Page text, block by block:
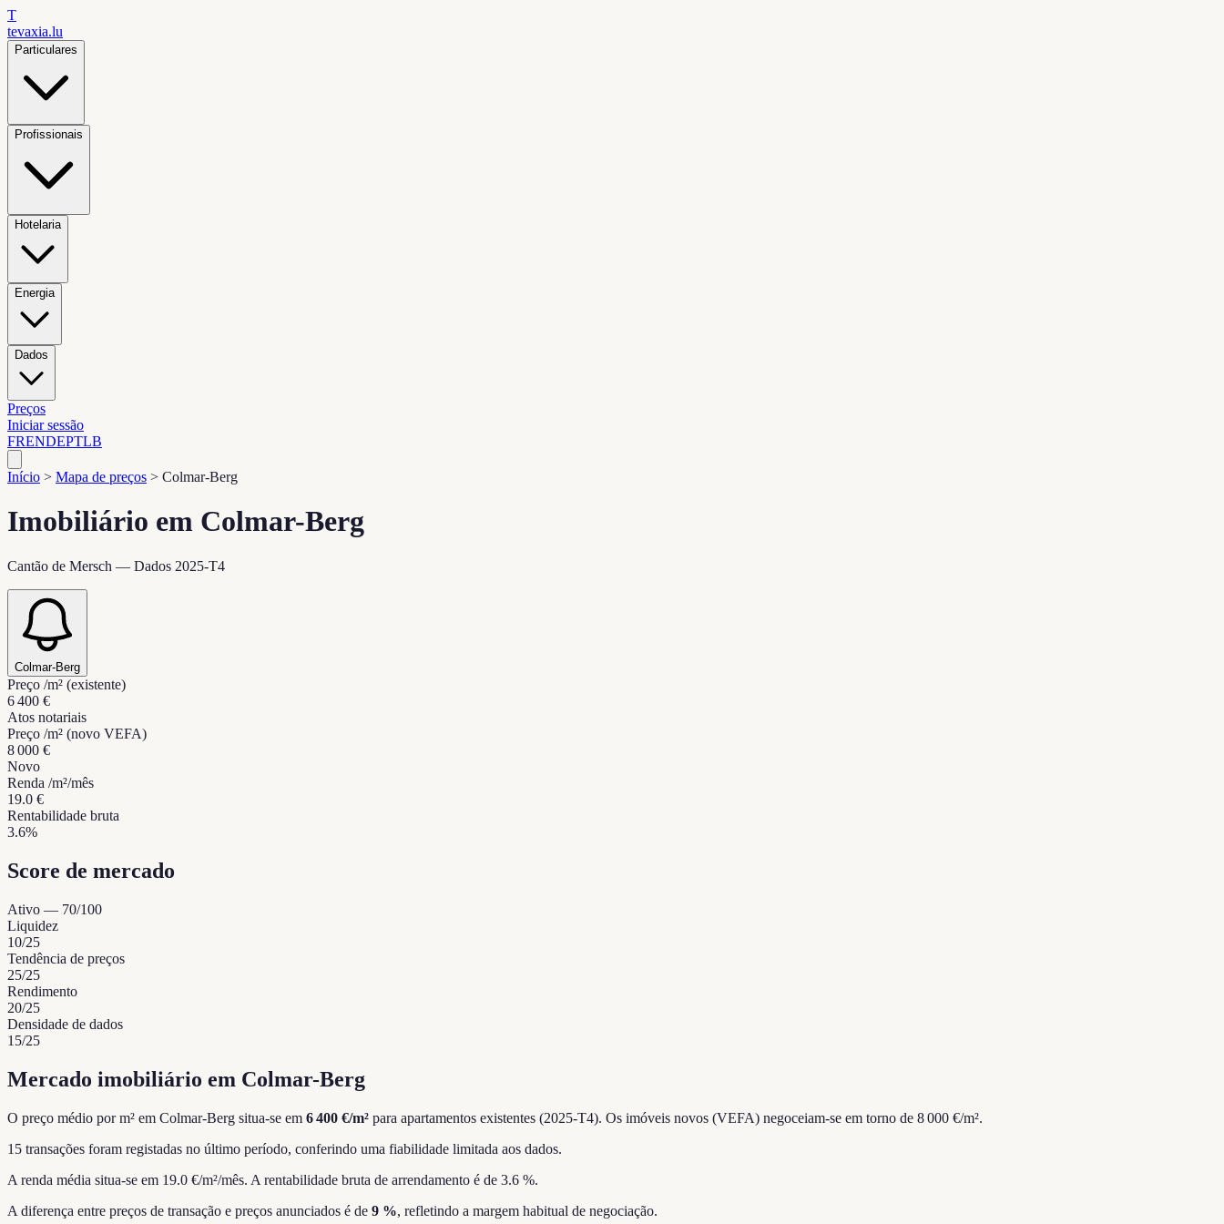
T
tevaxia.lu
Particulares
Profissionais
Hotelaria
Energia
Dados
Preços
Iniciar sessão
FRENDEPTLB
Início > Mapa de preços > Colmar-Berg
Imobiliário em Colmar-Berg
Cantão de Mersch — Dados 2025-T4
Colmar-Berg
Preço /m² (existente)
6 400 €
Atos notariais
Preço /m² (novo VEFA)
8 000 €
Novo
Renda /m²/mês
19.0 €
Rentabilidade bruta
3.6%
Score de mercado
Ativo — 70/100
Liquidez
10/25
Tendência de preços
25/25
Rendimento
20/25
Densidade de dados
15/25
Mercado imobiliário em Colmar-Berg
O preço médio por m² em Colmar-Berg situa-se em 6 400 €/m² para apartamentos existentes (2025-T4). Os imóveis novos (VEFA) negoceiam-se em torno de 8 000 €/m².
15 transações foram registadas no último período, conferindo uma fiabilidade limitada aos dados.
A renda média situa-se em 19.0 €/m²/mês. A rentabilidade bruta de arrendamento é de 3.6 %.
A diferença entre preços de transação e preços anunciados é de 9 %, refletindo a margem habitual de negociação.